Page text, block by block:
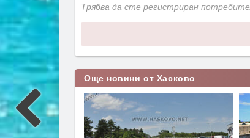
Трябва да сте регистриран
Още новини от Хасково